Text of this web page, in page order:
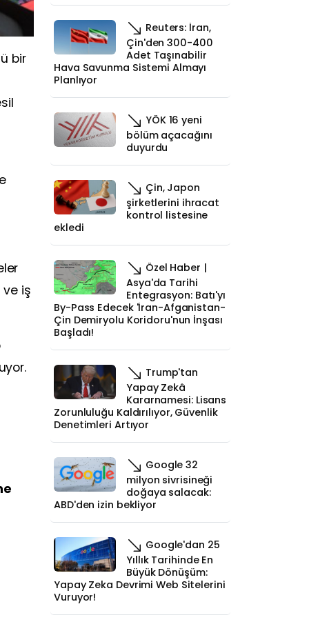
bir
ve iş
Reuters: İran,
Çin'den 300-400
Adet Taşınabilir
Hava Savunma Sistemi Almayı
Planlıyor
YÖK 16 yeni
bölüm açacağını
duyurdu
Çin, Japon
şirketlerini ihracat
kontrol listesine
ekledi
Özel Haber |
Asya'da Tarihi
Entegrasyon: Batı'yı
By-Pass Edecek 'İran-Afganistan-
Çin Demiryolu Koridoru'nun İnşası
Başladı!
Trump'tan
Yapay Zekâ
Kararnamesi: Lisans
Zorunluluğu Kaldırılıyor, Güvenlik
Denetimleri Artıyor
Google 32
milyon sivrisineği
doğaya salacak:
ABD'den izin bekliyor
Google'dan 25
Yıllık Tarihinde En
Büyük Dönüşüm:
Yapay Zeka Devrimi Web Sitelerini
Vuruyor!